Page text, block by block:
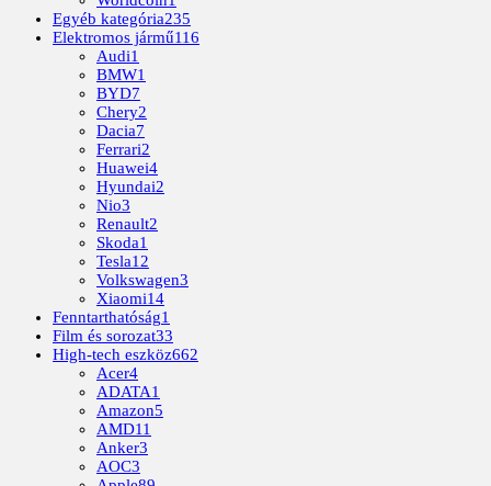
Egyéb kategória235
Elektromos jármű116
Audi1
BMW1
BYD7
Chery2
Dacia7
Ferrari2
Huawei4
Hyundai2
Nio3
Renault2
Skoda1
Tesla12
Volkswagen3
Xiaomi14
Fenntarthatóság1
Film és sorozat33
High-tech eszköz662
Acer4
ADATA1
Amazon5
AMD11
Anker3
AOC3